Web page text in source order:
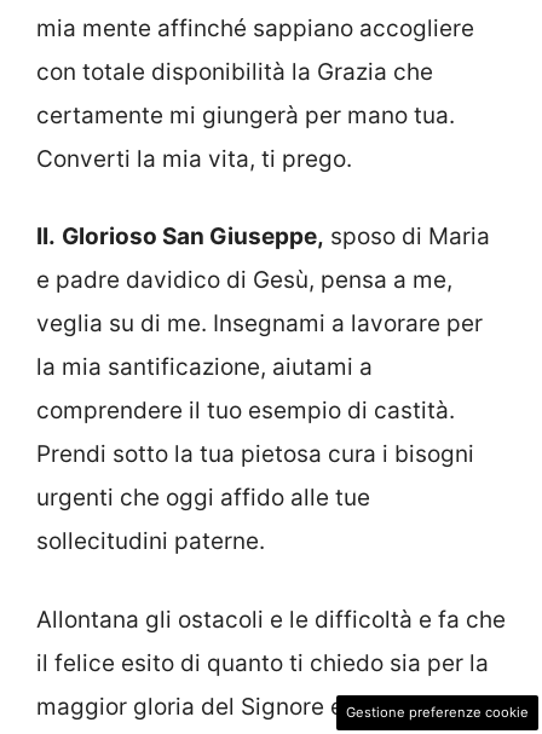
mia mente affinché sappiano accogliere
con totale disponibilità la Grazia che
certamente mi giungerà per mano tua.
Converti la mia vita, ti prego.
II. Glorioso San Giuseppe, sposo di Maria
e padre davidico di Gesù, pensa a me,
veglia su di me. Insegnami a lavorare per
la mia santificazione, aiutami a
comprendere il tuo esempio di castità.
Prendi sotto la tua pietosa cura i bisogni
urgenti che oggi affido alle tue
sollecitudini paterne.
Allontana gli ostacoli e le difficoltà e fa che
il felice esito di quanto ti chiedo sia per la
maggior gloria del Signore e per il bene
Gestione preferenze cookie